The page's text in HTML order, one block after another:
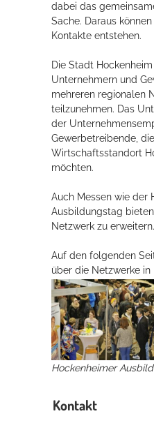
Rathaus
Service
Konzerte, Tagungen und vieles mehr
Die Stadthalle Hockenheim
mehr dazu...
Erleben in Hockenheim
Spaß unter prickelnden
Sprudelliege im Solebecken?
dabei das
Sache. Daraus
Kontakte entstehen.
Die Stadt
Unternehmern und
mehreren regionalen
teilzunehmen. Das
der
Gewerbetreibende,
Wirtschaftsstandort
möchten.
Auch Messen wie der
Ausbildungstag
Netzwerk zu erweitern.
Auf den folgenden
über die Netzwerke in
Hockenheimer
Kontakt